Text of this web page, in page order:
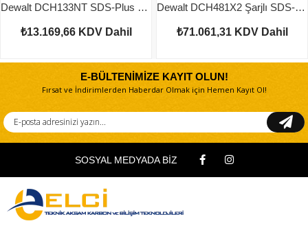
Dewalt DCH133NT SDS-Plus Kırıcı Delici Kömürsüz Aküsüz
₺13.169,66 KDV Dahil
Dewalt DCH481X2 Şarjlı SDS-Max Kırıcı Delici 54v
₺71.061,31 KDV Dahil
E-BÜLTENİMİZE KAYIT OLUN!
Fırsat ve İndirimlerden Haberdar Olmak için Hemen Kayıt Ol!
SOSYAL MEDYADA BİZ